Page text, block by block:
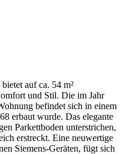
auf ca. 54 m²
und Stil. Die im Jahr
befindet sich in einem
erbaut wurde. Das elegante
Parkettboden unterstrichen,
erstreckt. Eine neuwertige
Siemens-Geräten, fügt sich